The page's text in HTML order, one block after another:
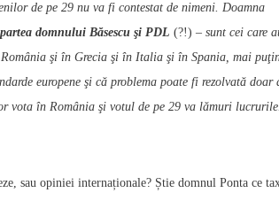
de pe 29 nu va fi contestat de nimeni. Doamna
domnului Băsescu şi PDL (?!) – sunt cei care
şi în Grecia şi în Italia şi în Spania, mai
europene şi că problema poate fi rezolvată doar
vota în România şi votul de pe 29 va lămuri lucrurile.
sau opiniei internaționale? Știe domnul Ponta ce